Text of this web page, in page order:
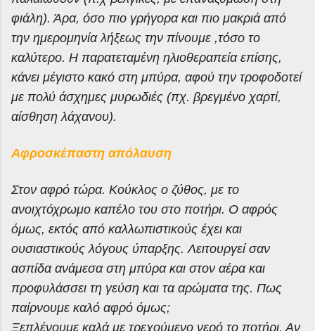
φιάλη). Άρα, όσο πιο γρήγορα και πιο μακριά από
την ημερομηνία λήξεως την πίνουμε ,τόσο το
καλύτερο. Η παρατεταμένη ηλιοθεραπεία επίσης,
κάνει μέγιστο κακό στη μπύρα, αφού την τροφοδοτεί
με πολύ άσχημες μυρωδιές (πχ. βρεγμένο χαρτί,
αίσθηση λάχανου).
Αφροσκέπαστη απόλαυση
Στον αφρό τώρα. Κούκλος ο ζύθος, με το
ανοιχτόχρωμο καπέλο του στο ποτήρι. Ο αφρός
όμως, εκτός από καλλωπιστικούς έχει και
ουσιαστικούς λόγους ύπαρξης. Λειτουργεί σαν
ασπίδα ανάμεσα στη μπύρα και στον αέρα και
προφυλάσσει τη γεύση και τα αρώματα της. Πως
παίρνουμε καλό αφρό όμως;
Ξεπλένουμε καλά με τρεχούμενο νερό το ποτήρι. Αν